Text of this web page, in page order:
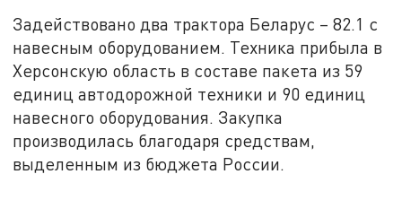
Задействовано два трактора Беларус – 82.1 с
навесным оборудованием. Техника прибыла в
Херсонскую область в составе пакета из 59
единиц автодорожной техники и 90 единиц
навесного оборудования. Закупка
производилась благодаря средствам,
выделенным из бюджета России.